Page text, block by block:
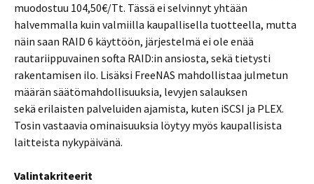
muodostuu 104,50€/Tt. Tässä ei selvinnyt yhtään
halvemmalla kuin valmiilla kaupallisella tuotteella, mutta
näin saan RAID 6 käyttöön, järjestelmä ei ole enää
rautariippuvainen softa RAID:in ansiosta, sekä tietysti
rakentamisen ilo. Lisäksi FreeNAS mahdollistaa julmetun
määrän säätömahdollisuuksia, levyjen salauksen
sekä erilaisten palveluiden ajamista, kuten iSCSI ja PLEX.
Tosin vastaavia ominaisuuksia löytyy myös kaupallisista
laitteista nykypäivänä.
Valintakriteerit